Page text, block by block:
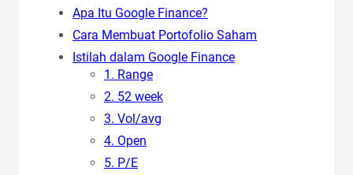
Apa Itu Google Finance?
Cara Membuat Portofolio Saham
Istilah dalam Google Finance
1. Range
2. 52 week
3. Vol/avg
4. Open
5. P/E